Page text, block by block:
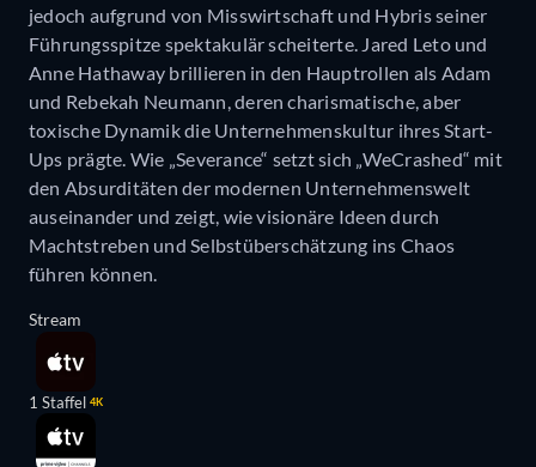
jedoch aufgrund von Misswirtschaft und Hybris seiner
Führungsspitze spektakulär scheiterte. Jared Leto und
Anne Hathaway brillieren in den Hauptrollen als Adam
und Rebekah Neumann, deren charismatische, aber
toxische Dynamik die Unternehmenskultur ihres Start-
Ups prägte. Wie „Severance“ setzt sich „WeCrashed“ mit
den Absurditäten der modernen Unternehmenswelt
auseinander und zeigt, wie visionäre Ideen durch
Machtstreben und Selbstüberschätzung ins Chaos
führen können.
Stream
1 Staffel 4K